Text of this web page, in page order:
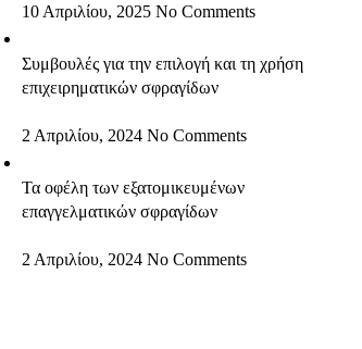
10 Απριλίου, 2025 No Comments
Συμβουλές για την επιλογή και τη χρήση
επιχειρηματικών σφραγίδων
2 Απριλίου, 2024 No Comments
Τα οφέλη των εξατομικευμένων
επαγγελματικών σφραγίδων
2 Απριλίου, 2024 No Comments